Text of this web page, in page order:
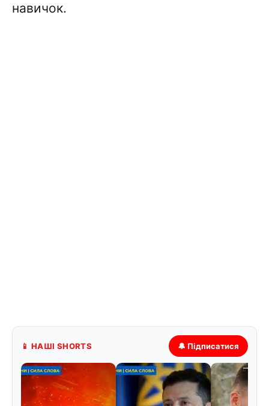
навичок.
📱 НАШІ SHORTS 🔔 Підписатися